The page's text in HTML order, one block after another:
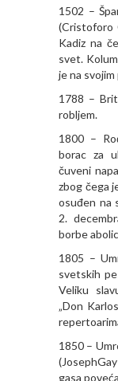
1502 –
(Cristoforo
Kadiz na
svet.
je na
1788 –
robljem.
1800 –
borac za
čuveni
zbog čega
osuđen na
2.
borbe
1805 –
svetskih
Veliku
„Don
1850 –
gasa